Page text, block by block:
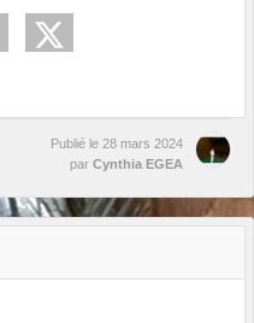
Publié le 28 mars 2024
par Cynthia EGEA